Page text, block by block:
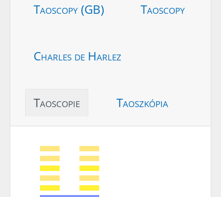
Taoscopy (GB) Taoscopy
Charles de Harlez
Taoscopie Taoszkópia